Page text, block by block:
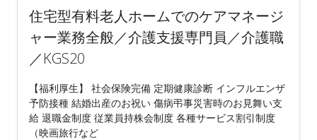
住宅型有料老人ホームでのケアマネージ
ャー業務全般／介護支援専門員／介護職
／KGS20
【福利厚生】 社会保険完備 定期健康診断 インフルエンザ
予防接種 結婚出産のお祝い 傷病弔事災害時のお見舞い支
給 退職金制度 従業員持株会制度 各種サービス割引制度
（映画旅行など